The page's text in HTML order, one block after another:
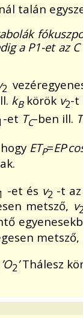
talán
a P1-et az
2
kBkörök v2-t
-et TC-ben ill. T
ETP=EP.
-et és v2 -t
metsző, v
’O2’Thálesz